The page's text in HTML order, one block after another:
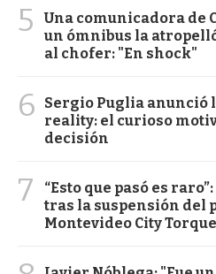
5
Una comunicadora de
un ómnibus la
al chofer: "En shock"
6
Sergio Puglia anunció
reality: el curioso
decisión
7
“Esto que pasó es
tras la suspensión del
Montevideo City